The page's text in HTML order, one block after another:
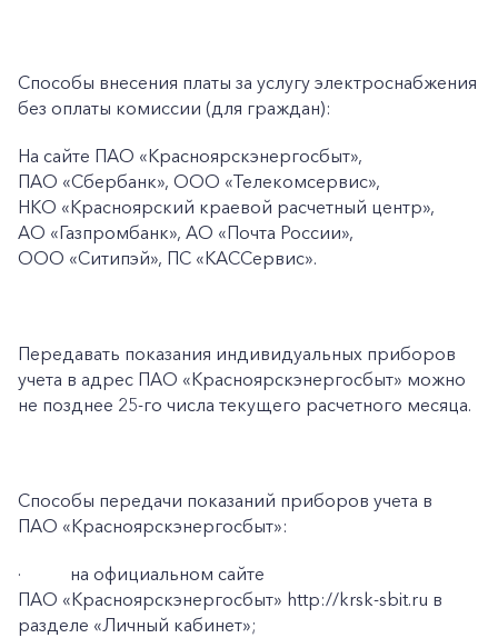
+7-800-700-24-57
Заказать обратный звонок
Частным клиентам
Способы внесения платы за услугу электроснабжения
без оплаты комиссии (для граждан):
На сайте ПАО «Красноярскэнергосбыт»,
ПАО «Сбербанк», ООО «Телекомсервис»,
НКО «Красноярский краевой расчетный центр»,
АО «Газпромбанк», АО «Почта России»,
ООО «Ситипэй», ПС «КАССервис».
Передавать показания индивидуальных приборов
учета в адрес ПАО «Красноярскэнергосбыт» можно
не позднее 25-го числа текущего расчетного месяца.
Способы передачи показаний приборов учета в
ПАО «Красноярскэнергосбыт»:
·
на официальном сайте
ПАО «Красноярскэнергосбыт» http://krsk-sbit.ru в
разделе «Личный кабинет»;